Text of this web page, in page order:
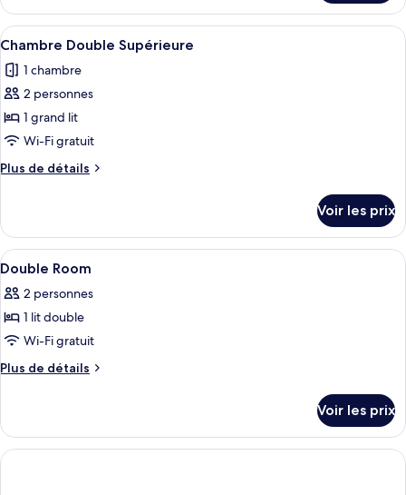
le
type
de
Appartement
Afficher
toutes
les
photos
pour
ce
type
de
Chambre
Double
Supérieure
Un lit bien fait, recouvert d’un jeté
5
Chambre Double Supérieure
1 chambre
2 personnes
1 grand lit
Wi-Fi gratuit
Plus de détails
Plus
le
type
de
Chambre
Double
Voir les prix
Afficher
toutes
les
photos
pour
ce
chambre :
Double
Room
Un lit avec une literie blanche et une
1
Double Room
2 personnes
1 lit double
Wi-Fi gratuit
Plus de détails
Plus
le
type
de
Voir les prix